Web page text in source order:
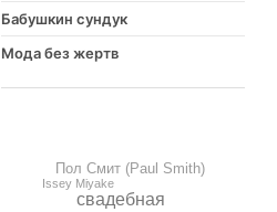
Бабушкин сундук
Мода без жертв
свадебная
Пол Смит (Paul Smith)
Issey Miyake